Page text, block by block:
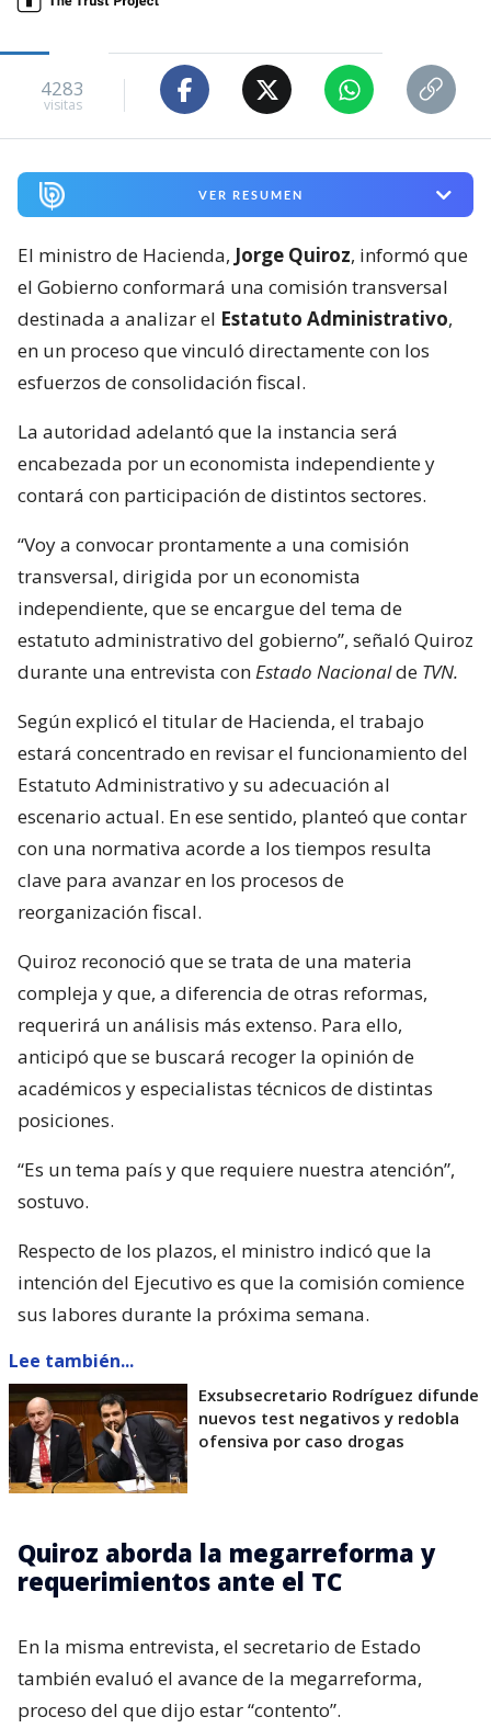
4283
visitas
VER RESUMEN
El ministro de Hacienda, Jorge Quiroz, informó que
el Gobierno conformará una comisión transversal
destinada a analizar el Estatuto Administrativo,
en un proceso que vinculó directamente con los
esfuerzos de consolidación fiscal.
La autoridad adelantó que la instancia será
encabezada por un economista independiente y
contará con participación de distintos sectores.
“Voy a convocar prontamente a una comisión
transversal, dirigida por un economista
independiente, que se encargue del tema de
estatuto administrativo del gobierno”, señaló Quiroz
durante una entrevista conEstado Nacionalde TVN.
Según explicó el titular de Hacienda, el trabajo
estará concentrado en revisar el funcionamiento del
Estatuto Administrativo y su adecuación al
escenario actual. En ese sentido, planteó que contar
con una normativa acorde a los tiempos resulta
clave para avanzar en los procesos de
reorganización fiscal.
Quiroz reconoció que se trata de una materia
compleja y que, a diferencia de otras reformas,
requerirá un análisis más extenso. Para ello,
anticipó que se buscará recoger la opinión de
académicos y especialistas técnicos de distintas
posiciones.
“Es un tema país y que requiere nuestra atención”,
sostuvo.
Respecto de los plazos, el ministro indicó que la
intención del Ejecutivo es que la comisión comience
sus labores durante la próxima semana.
Lee también...
Exsubsecretario Rodríguez difunde
nuevos test negativos y redobla
ofensiva por caso drogas
Quiroz aborda la megarreforma y
requerimientos ante el TC
En la misma entrevista, el secretario de Estado
también evaluó el avance de la megarreforma,
proceso del que dijo estar “contento”.